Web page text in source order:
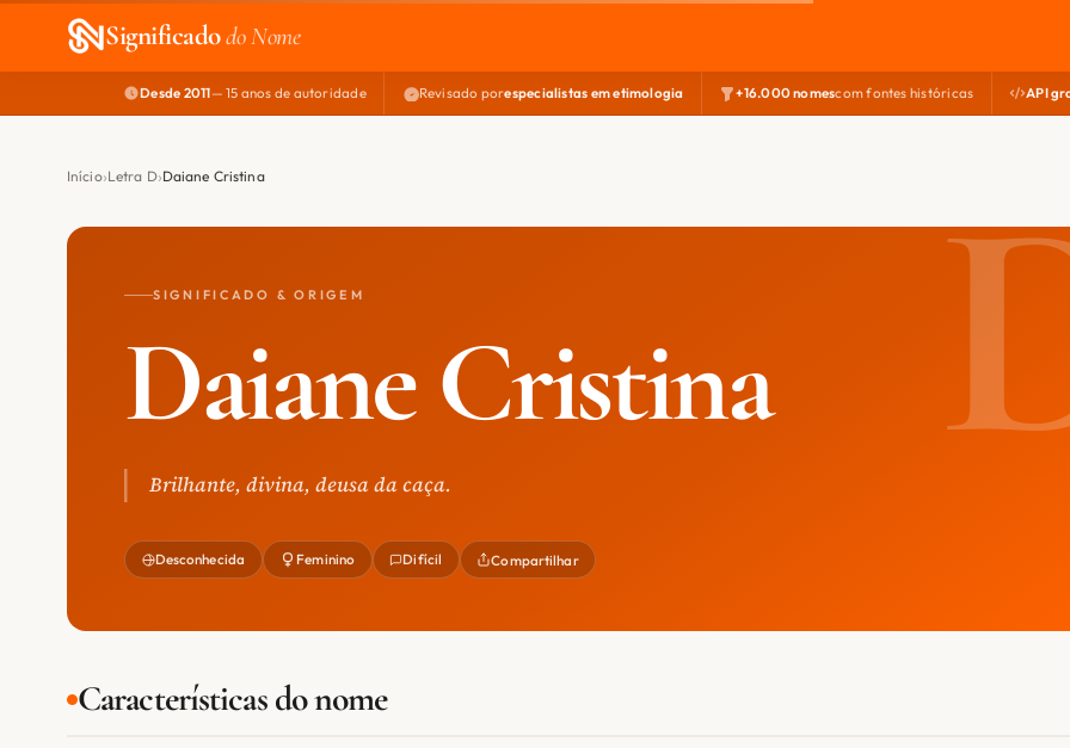
Significadodo Nome
Desde 2011— 15 anos de autoridade Revisado porespecialistas em etimologia +16.000 nomescom fontes históricas API
Início Letra D Daiane Cristina
SIGNIFICADO & ORIGEM
Daiane Cristina
Brilhante, divina, deusa da caça.
Desconhecida Feminino Difícil Compartilhar
Características do nome